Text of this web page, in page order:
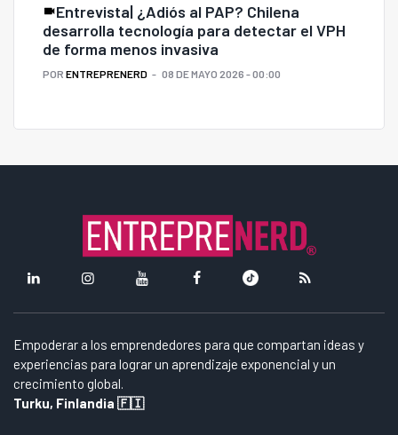
Entrevista| ¿Adiós al PAP? Chilena
desarrolla tecnología para detectar el VPH
de forma menos invasiva
POR ENTREPRENERD 08 DE MAYO 2026 - 00:00
Empoderar a los emprendedores para que compartan ideas y
experiencias para lograr un aprendizaje exponencial y un
crecimiento global.
Turku, Finlandia 🇫🇮